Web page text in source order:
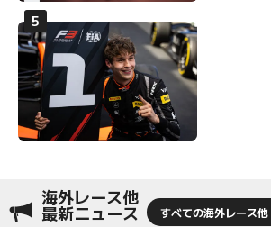
海外レース他
最新ニュース すべての海外レース